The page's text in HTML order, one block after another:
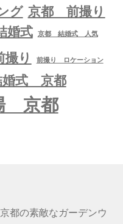
グ 京都 前撮り
婚式 京都 結婚式 人気
撮り 前撮り ロケーション
婚式 京都
京都
都の素敵なガーデンウ